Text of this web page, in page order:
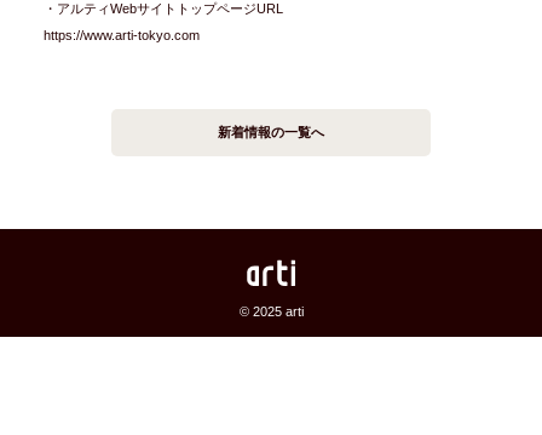
・アルティWebサイトトップページURL
https://www.arti-tokyo.com
新着情報の一覧へ
© 2025 arti